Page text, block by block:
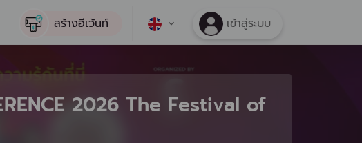
สร้างอีเว้นท์ เข้าสู่ระบบ
2026 The Festival of